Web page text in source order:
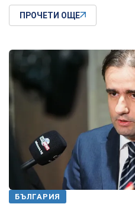
ПРОЧЕТИ ОЩЕ
БЪЛГАРИЯ